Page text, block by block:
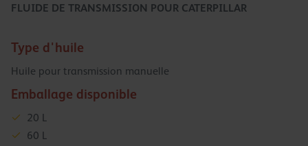
FLUIDE DE TRANSMISSION POUR CATERPILLAR
Type d'huile
Huile pour transmission manuelle
Emballage disponible
20 L
60 L